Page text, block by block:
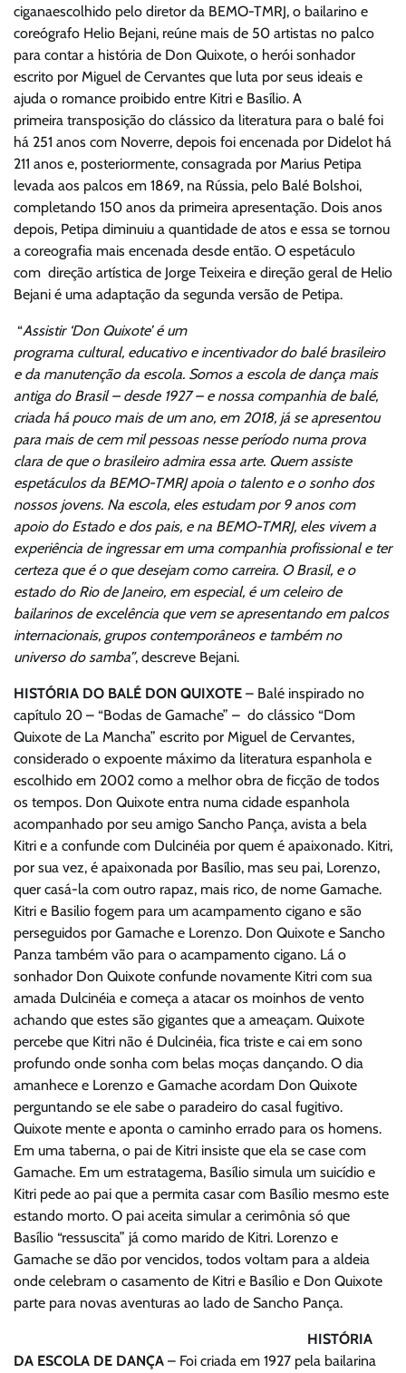
ciganaescolhido pelo diretor da BEMO-TMRJ, o bailarino e
coreógrafo Helio Bejani, reúne mais de 50 artistas no palco
para contar a história de Don Quixote, o herói sonhador
escrito por Miguel de Cervantes que luta por seus ideais e
ajuda o romance proibido entre Kitri e Basílio. A
primeira transposição do clássico da literatura para o balé foi
há 251 anos com Noverre, depois foi encenada por Didelot há
211 anos e, posteriormente, consagrada por Marius Petipa
levada aos palcos em 1869, na Rússia, pelo Balé Bolshoi,
completando 150 anos da primeira apresentação. Dois anos
depois, Petipa diminuiu a quantidade de atos e essa se tornou
a coreografia mais encenada desde então. O espetáculo
com direção artística de Jorge Teixeira e direção geral de Helio
Bejani é uma adaptação da segunda versão de Petipa.
“Assistir ‘Don Quixote’ é um
programa cultural, educativo e incentivador do balé brasileiro
e da manutenção da escola. Somos a escola de dança mais
antiga do Brasil – desde 1927 – e nossa companhia de balé,
criada há pouco mais de um ano, em 2018, já se apresentou
para mais de cem mil pessoas nesse período numa prova
clara de que o brasileiro admira essa arte. Quem assiste
espetáculos da BEMO-TMRJ apoia o talento e o sonho dos
nossos jovens. Na escola, eles estudam por 9 anos com
apoio do Estado e dos pais, e na BEMO-TMRJ, eles vivem a
experiência de ingressar em uma companhia profissional e ter
certeza que é o que desejam como carreira. O Brasil, e o
estado do Rio de Janeiro, em especial, é um celeiro de
bailarinos de excelência que vem se apresentando em palcos
internacionais, grupos contemporâneos e também no
universo do samba”, descreve Bejani.
HISTÓRIA DO BALÉ DON QUIXOTE – Balé inspirado no
capítulo 20 – “Bodas de Gamache” – do clássico “Dom
Quixote de La Mancha” escrito por Miguel de Cervantes,
considerado o expoente máximo da literatura espanhola e
escolhido em 2002 como a melhor obra de ficção de todos
os tempos. Don Quixote entra numa cidade espanhola
acompanhado por seu amigo Sancho Pança, avista a bela
Kitri e a confunde com Dulcinéia por quem é apaixonado. Kitri,
por sua vez, é apaixonada por Basílio, mas seu pai, Lorenzo,
quer casá-la com outro rapaz, mais rico, de nome Gamache.
Kitri e Basilio fogem para um acampamento cigano e são
perseguidos por Gamache e Lorenzo. Don Quixote e Sancho
Panza também vão para o acampamento cigano. Lá o
sonhador Don Quixote confunde novamente Kitri com sua
amada Dulcinéia e começa a atacar os moinhos de vento
achando que estes são gigantes que a ameaçam. Quixote
percebe que Kitri não é Dulcinéia, fica triste e cai em sono
profundo onde sonha com belas moças dançando. O dia
amanhece e Lorenzo e Gamache acordam Don Quixote
perguntando se ele sabe o paradeiro do casal fugitivo.
Quixote mente e aponta o caminho errado para os homens.
Em uma taberna, o pai de Kitri insiste que ela se case com
Gamache. Em um estratagema, Basílio simula um suicídio e
Kitri pede ao pai que a permita casar com Basílio mesmo este
estando morto. O pai aceita simular a cerimônia só que
Basílio “ressuscita” já como marido de Kitri. Lorenzo e
Gamache se dão por vencidos, todos voltam para a aldeia
onde celebram o casamento de Kitri e Basílio e Don Quixote
parte para novas aventuras ao lado de Sancho Pança.
HISTÓRIA
DA ESCOLA DE DANÇA – Foi criada em 1927 pela bailarina